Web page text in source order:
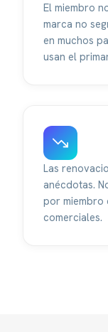
El miembro
marca no
en muchos
usan el
Las
anécdotas.
por miembro
comerciales.